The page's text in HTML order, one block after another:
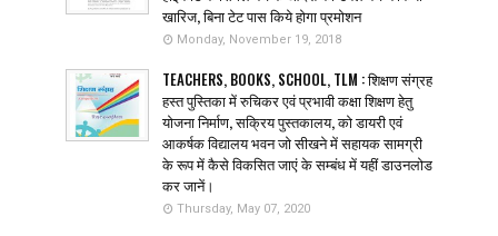
खारिज, बिना टेट पास किये होगा प्रमोशन
Monday, November 19, 2018
TEACHERS, BOOKS, SCHOOL, TLM : शिक्षण संग्रह
हस्त पुस्तिका में रुचिकर एवं प्रभावी कक्षा शिक्षण हेतु
योजना निर्माण, सक्रिय पुस्तकालय, को डायरी एवं
आकर्षक विद्यालय भवन जो सीखने में सहायक सामग्री
के रूप में कैसे विकसित जाएं के सम्बंध में यहीं डाउनलोड
कर जानें।
Thursday, May 07, 2020